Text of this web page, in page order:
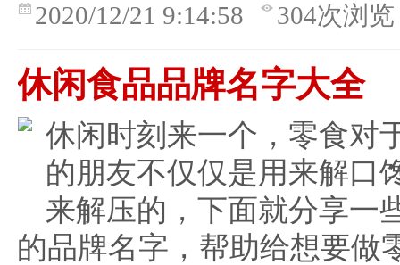
2020/12/21 9:14:58 304次浏览
休闲食品品牌名字大全
休闲时刻来一个，零食对
的朋友不仅仅是用来解口
来解压的，下面就分享一
的品牌名字，帮助给想要做